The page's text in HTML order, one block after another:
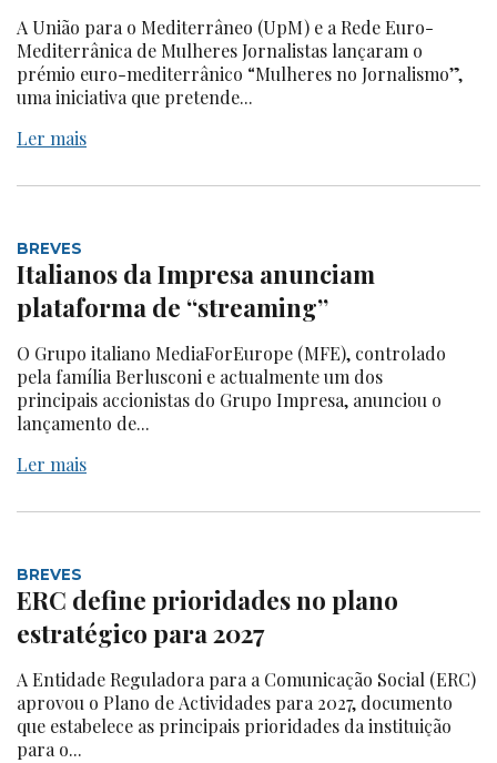
A União para o Mediterrâneo (UpM) e a Rede Euro-
Mediterrânica de Mulheres Jornalistas lançaram o
prémio euro-mediterrânico “Mulheres no Jornalismo”,
uma iniciativa que pretende...
Ler mais
BREVES
Italianos da Impresa anunciam
plataforma de “streaming”
O Grupo italiano MediaForEurope (MFE), controlado
pela família Berlusconi e actualmente um dos
principais accionistas do Grupo Impresa, anunciou o
lançamento de...
Ler mais
BREVES
ERC define prioridades no plano
estratégico para 2027
A Entidade Reguladora para a Comunicação Social (ERC)
aprovou o Plano de Actividades para 2027, documento
que estabelece as principais prioridades da instituição
para o...